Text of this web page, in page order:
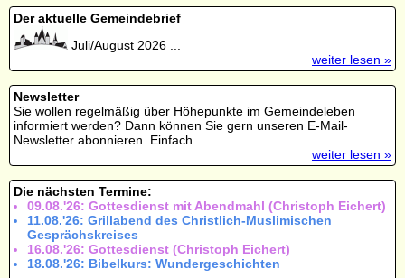
Der aktuelle Gemeindebrief
Juli/August 2026 ...
weiter lesen »
Newsletter
Sie wollen regelmäßig über Höhepunkte im Gemeindeleben
informiert werden? Dann können Sie gern unseren E-Mail-
Newsletter abonnieren. Einfach...
weiter lesen »
Die nächsten Termine:
09.08.'26: Gottesdienst mit Abendmahl (Christoph Eichert)
11.08.'26: Grillabend des Christlich-Muslimischen
Gesprächskreises
16.08.'26: Gottesdienst (Christoph Eichert)
18.08.'26: Bibelkurs: Wundergeschichten